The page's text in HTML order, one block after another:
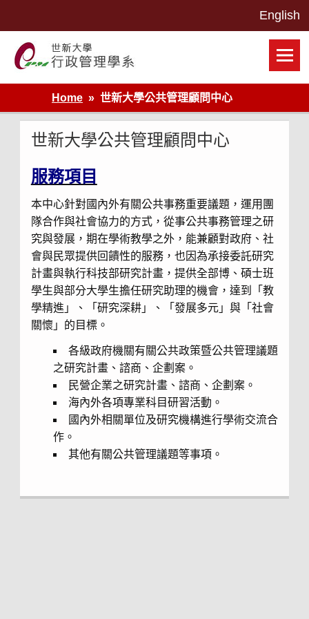
世新大學行政管理學系網站
Home
世新大學公共管理顧問中心
世新大學公共管理顧問中心
服務項目
本中心針對國內外有關公共事務重要議題，運用團
隊合作與社會協力的方式，從事公共事務管理之研
究與發展，期在學術教學之外，能兼顧對政府、社
會與民眾提供回饋性的服務，也因為承接委託研究
計畫與執行科技部研究計畫，提供全部博、碩士班
學生與部分大學生擔任研究助理的機會，達到「教
學精進」、「研究深耕」、「發展多元」與「社會
關懷」的目標。
各級政府機關有關公共政策暨公共管理議題
之研究計畫、諮商、企劃案。
民營企業之研究計畫、諮商、企劃案。
海內外各項專業科目研習活動。
國內外相關單位及研究機構進行學術交流合
作。
其他有關公共管理議題等事項。